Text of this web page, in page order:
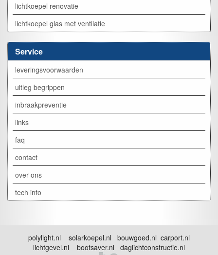
lichtkoepel renovatie
lichtkoepel glas met ventilatie
Service
leveringsvoorwaarden
uitleg begrippen
inbraakpreventie
links
faq
contact
over ons
tech info
polylight.nl solarkoepel.nl bouwgoed.nl carport.nl
lichtgevel.nl bootsaver.nl daglichtconstructie.nl